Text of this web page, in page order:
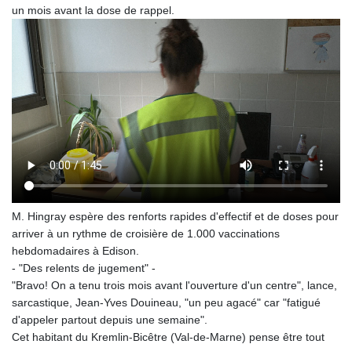
un mois avant la dose de rappel.
M. Hingray espère des renforts rapides d'effectif et de doses pour
arriver à un rythme de croisière de 1.000 vaccinations
hebdomadaires à Edison.
- "Des relents de jugement" -
"Bravo! On a tenu trois mois avant l'ouverture d'un centre", lance,
sarcastique, Jean-Yves Douineau, "un peu agacé" car "fatigué
d'appeler partout depuis une semaine".
Cet habitant du Kremlin-Bicêtre (Val-de-Marne) pense être tout